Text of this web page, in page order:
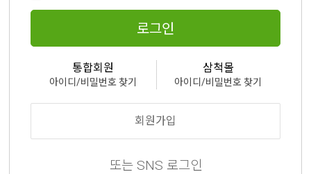
로그인
통합회원
아이디/비밀번호 찾기
삼척몰
아이디/비밀번호 찾기
회원가입
또는 SNS 로그인